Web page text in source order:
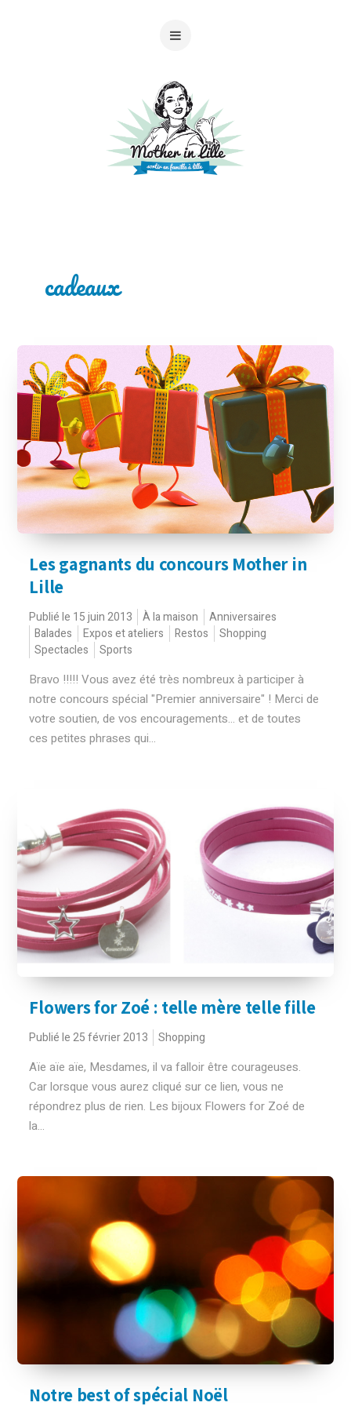
cadeaux
Les gagnants du concours Mother in
Lille
Publié le 15 juin 2013 À la maison
Anniversaires
Balades
Expos et ateliers Restos
Shopping
Spectacles
Sports
Bravo !!!!! Vous avez été très nombreux à participer à
notre concours spécial "Premier anniversaire" ! Merci de
votre soutien, de vos encouragements... et de toutes
ces petites phrases qui...
Flowers for Zoé : telle mère telle fille
Publié le 25 février 2013 Shopping
Aïe aïe aïe, Mesdames, il va falloir être courageuses.
Car lorsque vous aurez cliqué sur ce lien, vous ne
répondrez plus de rien. Les bijoux Flowers for Zoé de
la...
Notre best of spécial Noël